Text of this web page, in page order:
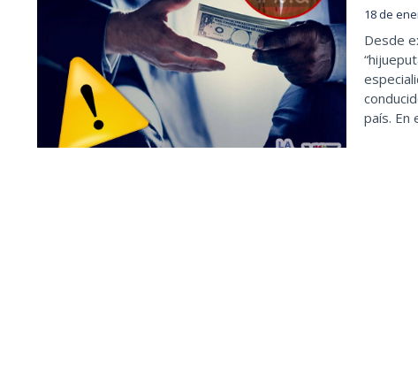
18 de
Desde
país. En